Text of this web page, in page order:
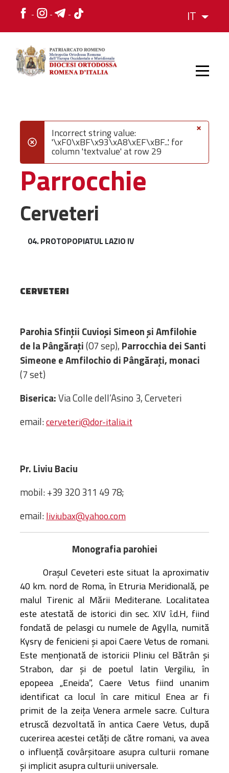
IT
HOME
STORIA
VESCOVO
L'ORGANIZZAZIONE
Amministrativa
Centri
Cimiteri
Parrocchie
RISORSE
RISORSE
Comunicati stampa
Opinioni Ortodosse
della”famiglia” della
diocesi
CSDE
Lectura Lunii
Prezentarea
Parohiilor
CONTATTI
×
danger
Incorrect string value:
'\xF0\xBF\x93\xA8\xEF\xBF...' for
column 'textvalue' at row 29
Parrocchie
Cerveteri
04. PROTOPOPIATUL LAZIO IV
CERVETERI
Parohia Sfinții Cuvioși Simeon și Amfilohie
de la Pângărați(07 sep), Parrocchia dei Santi
Simeone e Amfilochio di Pângărați, monaci
(7 set)
Biserica:Via Colle dell’Asino 3, Cerveteri
email:cerveteri@dor-italia.it
Pr. Liviu Baciu
mobil: +39 320 311 49 78;
email:liviubax@yahoo.com
Monografia parohiei
Orașul Ceveteri este situat la aproximativ
40 km. nord de Roma, în Etruria Meridională, pe
malul Tirenic al Mării Mediterane. Localitatea
este atestată de istorici din sec. XIV î.d.H, fiind
fondată de pelasgi cu numele de Agylla, numită
Kysry de fenicieni și apoi Caere Vetus de romani.
Este menționată de istoricii Pliniu cel Bătrân și
Strabon, dar și de poetul latin Vergiliu, în
epopeea „Eneida”, Caere Vetus fiind unanim
identificat ca locul în care miticul Enea ar fi
primit de la zeița Venera armele sacre. Cultura
etruscă dezvoltată în antica Caere Vetus, după
cucerirea acestei cetăți de către romani, va avea
o influență covârșitoare asupra culturii romane
și implicit asupra culturii universale.